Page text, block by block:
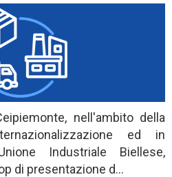
nell'ambito della
ed in
Industriale Biellese,
di presentazione d...